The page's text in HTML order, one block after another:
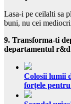
Lasa-i pe ceilalti sa
buni, nu cei
9. Transforma-ti
departamentul r&d
Colosii lumii
forțele